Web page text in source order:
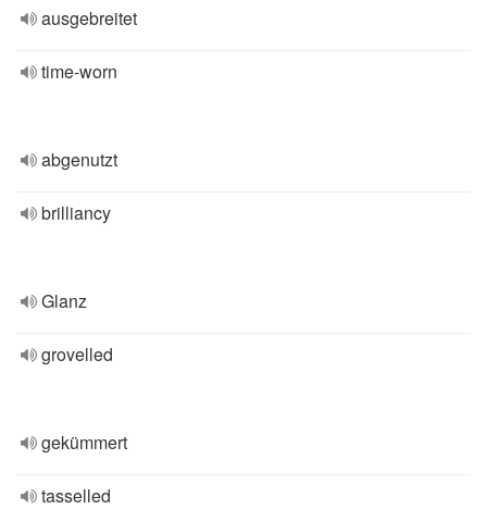
ausgebreitet
time-worn
abgenutzt
brilliancy
Glanz
grovelled
gekümmert
tasselled